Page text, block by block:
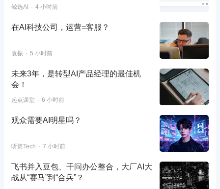
鲸选AI 4 小时前
在AI科技公司，运营=客服？
袁振 5 小时前
未来3年，是转型AI产品经理的最佳机
会！
起点课堂 6 小时前
观众需要AI明星吗？
听筒Tech 7 小时前
飞书并入豆包、千问办公整合，大厂AI大
战从“赛马”到“合兵”？